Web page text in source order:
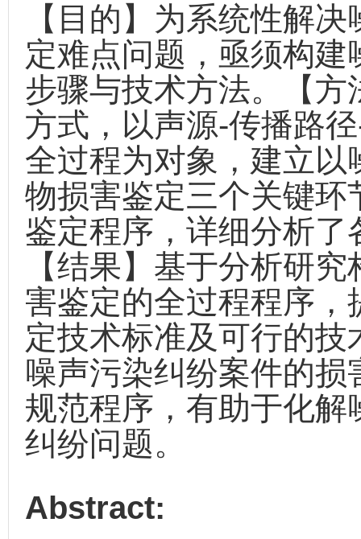
【目的】为系统性解
定难点问题，亟须构
步骤与技术方法。【
方式，以声源-传播路
全过程为对象，建立
物损害鉴定三个关键
鉴定程序，详细分析
【结果】基于分析研
害鉴定的全过程程序
定技术标准及可行的
噪声污染纠纷案件的
规范程序，有助于化
纠纷问题。
Abstract: